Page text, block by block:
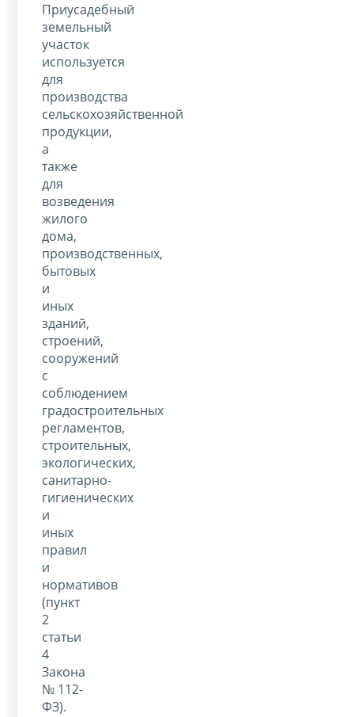
Приусадебный
земельный
участок
используется
для
производства
сельскохозяйственной
продукции,
а
также
для
возведения
жилого
дома,
производственных,
бытовых
и
иных
зданий,
строений,
сооружений
с
соблюдением
градостроительных
регламентов,
строительных,
экологических,
санитарно-
гигиенических
и
иных
правил
и
нормативов
(пункт
2
статьи
4
Закона
№ 112-
ФЗ).